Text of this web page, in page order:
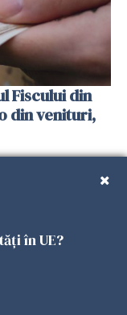
Fiscului din
din venituri,
în UE?